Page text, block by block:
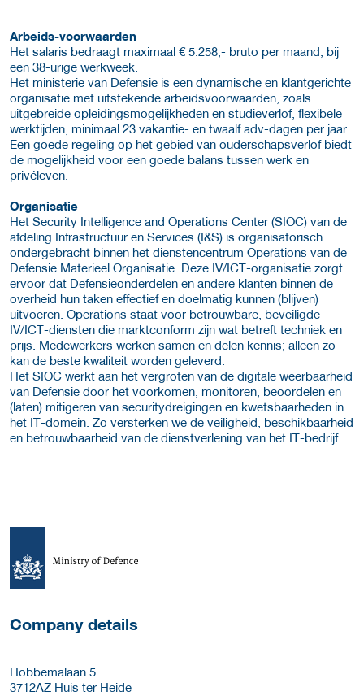
Arbeids-voorwaarden
Het salaris bedraagt maximaal € 5.258,- bruto per maand, bij
een 38-urige werkweek.
Het ministerie van Defensie is een dynamische en klantgerichte
organisatie met uitstekende arbeidsvoorwaarden, zoals
uitgebreide opleidingsmogelijkheden en studieverlof, flexibele
werktijden, minimaal 23 vakantie- en twaalf adv-dagen per jaar.
Een goede regeling op het gebied van ouderschapsverlof biedt
de mogelijkheid voor een goede balans tussen werk en
privéleven.
Organisatie
Het Security Intelligence and Operations Center (SIOC) van de
afdeling Infrastructuur en Services (I&S) is organisatorisch
ondergebracht binnen het dienstencentrum Operations van de
Defensie Materieel Organisatie. Deze IV/ICT-organisatie zorgt
ervoor dat Defensieonderdelen en andere klanten binnen de
overheid hun taken effectief en doelmatig kunnen (blijven)
uitvoeren. Operations staat voor betrouwbare, beveiligde
IV/ICT-diensten die marktconform zijn wat betreft techniek en
prijs. Medewerkers werken samen en delen kennis; alleen zo
kan de beste kwaliteit worden geleverd.
Het SIOC werkt aan het vergroten van de digitale weerbaarheid
van Defensie door het voorkomen, monitoren, beoordelen en
(laten) mitigeren van securitydreigingen en kwetsbaarheden in
het IT-domein. Zo versterken we de veiligheid, beschikbaarheid
en betrouwbaarheid van de dienstverlening van het IT-bedrijf.
More Employer Details
Company details
Hobbemalaan 5
3712AZ Huis ter Heide